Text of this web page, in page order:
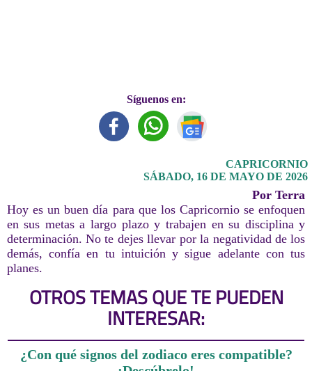
Síguenos en:
CAPRICORNIO
SÁBADO, 16 DE MAYO DE 2026
Por Terra
Hoy es un buen día para que los Capricornio se enfoquen
en sus metas a largo plazo y trabajen en su disciplina y
determinación. No te dejes llevar por la negatividad de los
demás, confía en tu intuición y sigue adelante con tus
planes.
OTROS TEMAS QUE TE PUEDEN
INTERESAR:
¿Con qué signos del zodiaco eres compatible?